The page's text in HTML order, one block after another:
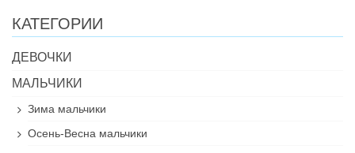
КАТЕГОРИИ
ДЕВОЧКИ
МАЛЬЧИКИ
Зима мальчики
Осень-Весна мальчики